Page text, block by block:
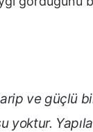
ve güçlü
yoktur.